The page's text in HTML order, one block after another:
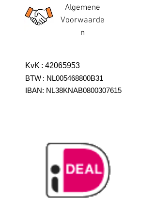
Algemene
Voorwaarde
n
KvK : 42065953
BTW : NL005468800B31
IBAN: NL38KNAB0800307615